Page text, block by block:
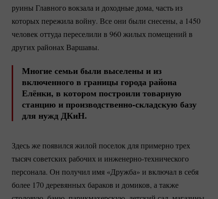
руины Главного вокзала и доходные дома, часть из
которых пережила войну. Все они были снесены, а 1450
человек оттуда переселили в 960 жилых помещений в
других районах Варшавы.
Многие семьи были выселены и из
включенного в границы города района
Елёнки, в котором построили товарную
станцию ипроизводственно-складскую базу
для нужд ДКиН.
Здесь же появился жилой поселок для примерно трех
тысяч советских рабочих и инженерно-технического
персонала. Он получил имя «Дружба» и включал в себя
более 170 деревянных бараков и домиков, а также